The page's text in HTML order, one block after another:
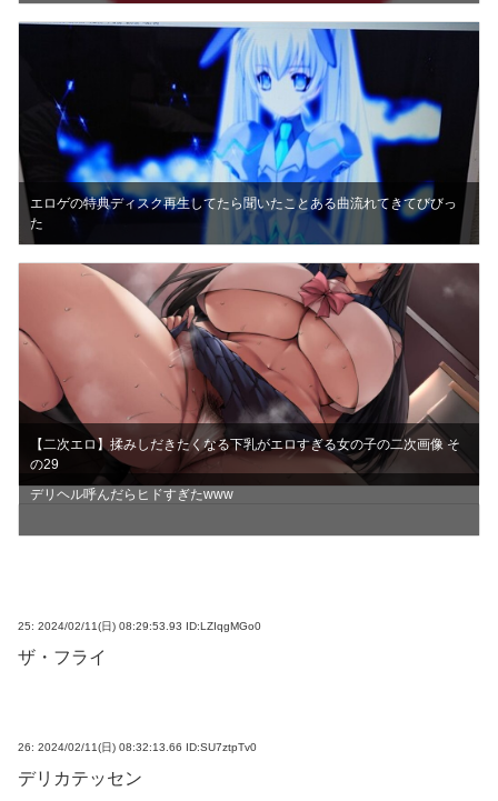
エロゲの特典ディスク再生してたら聞いたことある曲流れてきてびびっ
た
【二次エロ】揉みしだきたくなる下乳がエロすぎる女の子の二次画像 そ
の29
デリヘル呼んだらヒドすぎたwww
25: 2024/02/11(日) 08:29:53.93 ID:LZIqgMGo0
ザ・フライ
26: 2024/02/11(日) 08:32:13.66 ID:SU7ztpTv0
デリカテッセン